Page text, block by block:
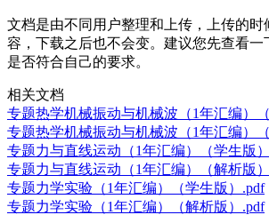
文档是由不同用户整理和上传，上传的时
容，下载之后也不会变。建议您先查看一
是否符合自己的要求。
相关文档
专题热学机械振动与机械波（1年汇编）
专题热学机械振动与机械波（1年汇编）
专题力与直线运动（1年汇编）（学生版
专题力与直线运动（1年汇编）（解析版
专题力学实验（1年汇编）（学生版）.pdf
专题力学实验（1年汇编）（解析版）.pdf